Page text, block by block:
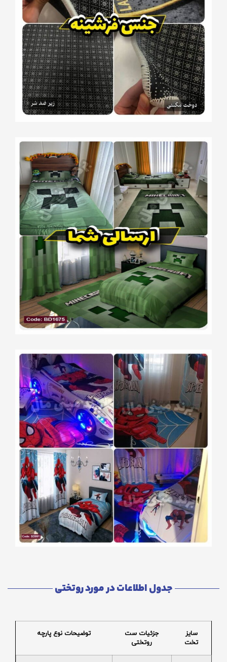
جدول اطلاعات در مورد روتختی
سایز
تخت
جزئیات ست
روتختی
توضیحات نوع پارچه